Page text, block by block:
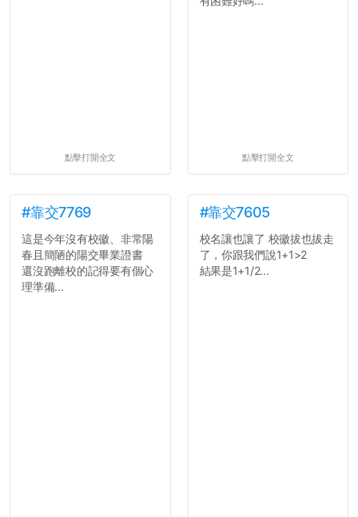
點擊打開全文 點擊打開全文
#靠交7769
這是今年沒有校徽、非常陽
春且簡陋的陽交畢業證書
還沒跑離校的記得要有個心
理準備...
#靠交7605
校名讓也讓了 校徽拔也拔走
了，你跟我們說1+1>2
結果是1+1/2...